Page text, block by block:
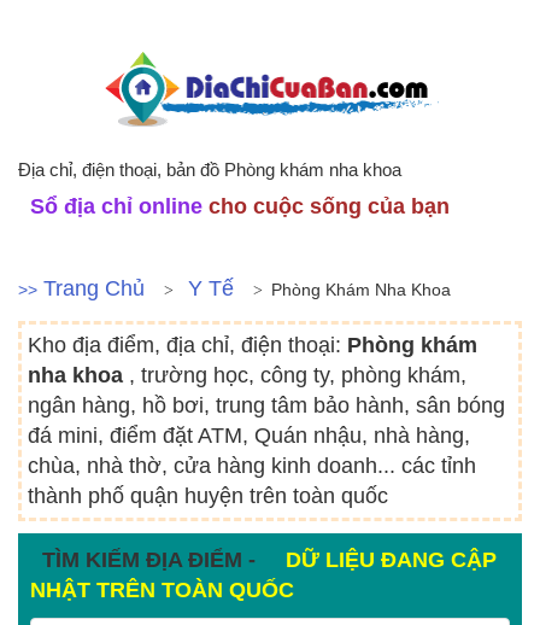
Địa chỉ, điện thoại, bản đồ Phòng khám nha khoa
Sổ địa chỉ online cho cuộc sống của bạn
>> Trang Chủ Y Tế Phòng Khám Nha Khoa
Kho địa điểm, địa chỉ, điện thoại: Phòng khám
nha khoa , trường học, công ty, phòng khám,
ngân hàng, hồ bơi, trung tâm bảo hành, sân bóng
đá mini, điểm đặt ATM, Quán nhậu, nhà hàng,
chùa, nhà thờ, cửa hàng kinh doanh... các tỉnh
thành phố quận huyện trên toàn quốc
TÌM KIẾM ĐỊA ĐIỂM -
DỮ LIỆU ĐANG CẬP
NHẬT TRÊN TOÀN QUỐC